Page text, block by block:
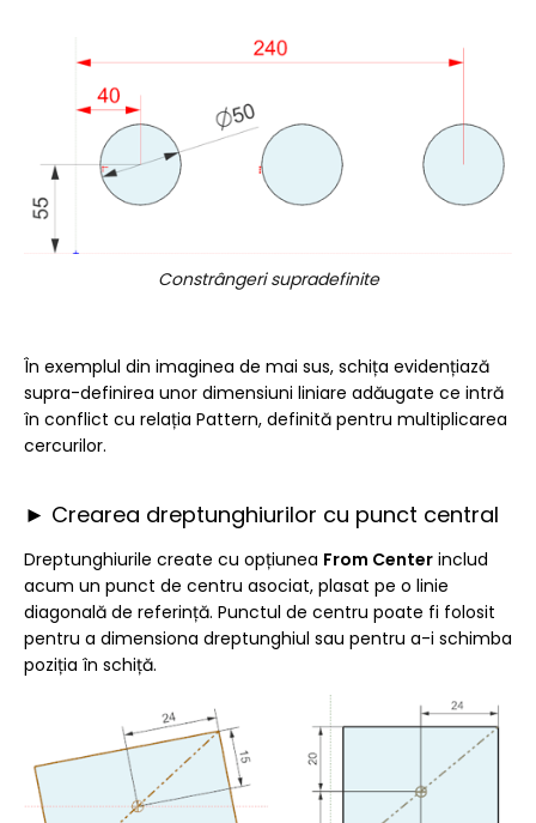
Constrângeri supradefinite
În exemplul din imaginea de mai sus, schița evidențiază
supra-definirea unor dimensiuni liniare adăugate ce intră
în conflict cu relația Pattern, definită pentru multiplicarea
cercurilor.
► Crearea dreptunghiurilor cu punct central
Dreptunghiurile create cu opțiunea From Center includ
acum un punct de centru asociat, plasat pe o linie
diagonală de referință. Punctul de centru poate fi folosit
pentru a dimensiona dreptunghiul sau pentru a-i schimba
poziția în schiță.